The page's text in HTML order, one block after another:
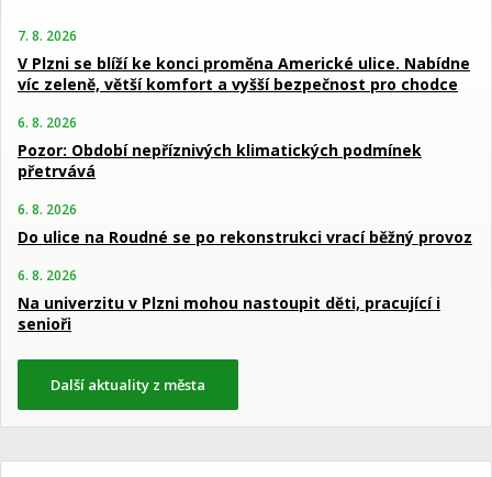
7. 8. 2026
V Plzni se blíží ke konci proměna Americké ulice. Nabídne
víc zeleně, větší komfort a vyšší bezpečnost pro chodce
6. 8. 2026
Pozor: Období nepříznivých klimatických podmínek
přetrvává
6. 8. 2026
Do ulice na Roudné se po rekonstrukci vrací běžný provoz
6. 8. 2026
Na univerzitu v Plzni mohou nastoupit děti, pracující i
senioři
Další aktuality z města